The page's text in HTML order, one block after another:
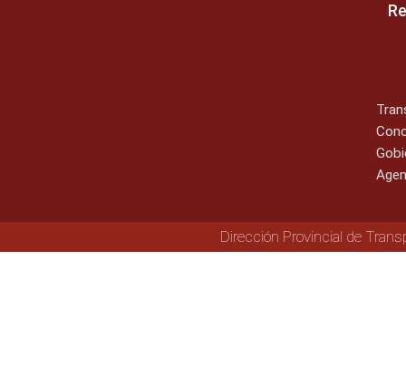
Dirección Provincial de